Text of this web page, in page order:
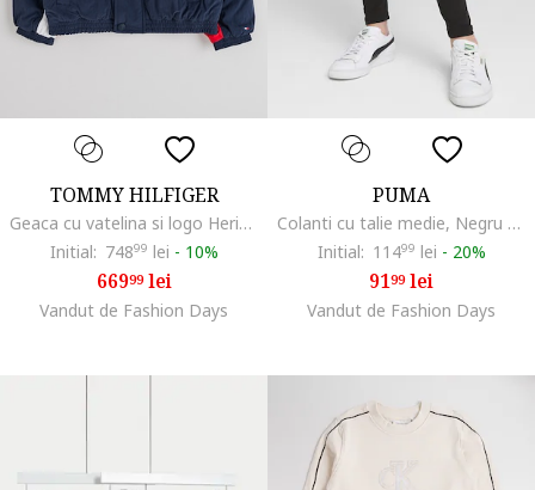
TOMMY HILFIGER
Geaca cu vatelina si logo Heritage, Alb/Albastru ultramarin/Rosu cireasa
Initial: 74899 lei - 10%
66999lei
Vandut de Fashion Days
PUMA
Colanti cu talie medie, Negru stins
Initial: 11499 lei - 20%
9199lei
Vandut de Fashion Days